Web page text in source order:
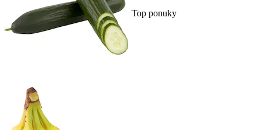
Top ponuky